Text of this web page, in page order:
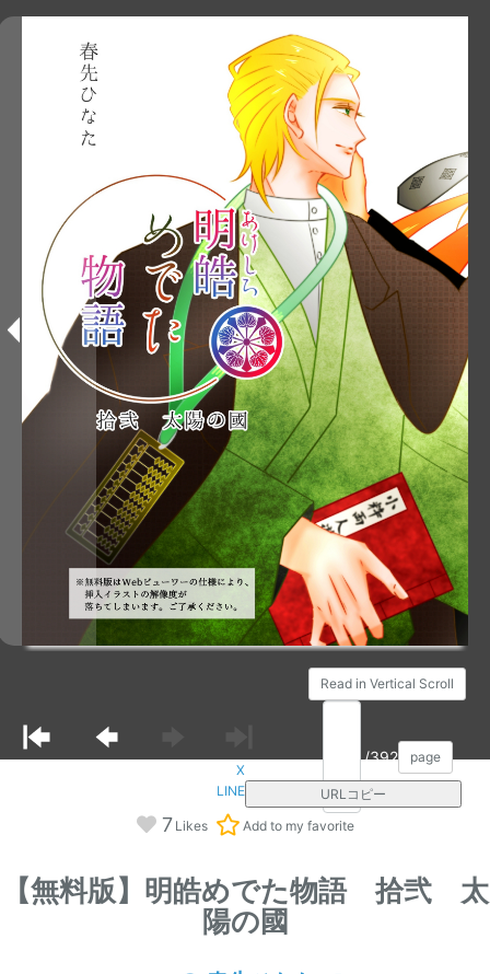
Read in Vertical Scroll
/392
page
X
LINE
URLコピー
7 Likes Add to my favorite
【無料版】明皓めでた物語 拾弐 太
陽の國